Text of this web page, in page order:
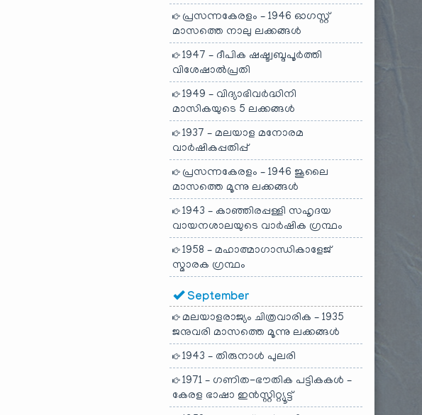
പ്രസന്നകേരളം – 1946 ഓഗസ്റ്റ്
മാസത്തെ നാലു ലക്കങ്ങൾ
1947 – ദീപിക ഷഷ്ട്വബ്ദപൂർത്തി
വിശേഷാൽപ്രതി
1949 – വിദ്യാഭിവർദ്ധിനി
മാസികയുടെ 5 ലക്കങ്ങൾ
1937 – മലയാള മനോരമ
വാർഷികപ്പതിപ്പ്
പ്രസന്നകേരളം – 1946 ജൂലൈ
മാസത്തെ മൂന്നു ലക്കങ്ങൾ
1943 – കാഞ്ഞിരപ്പള്ളി സഹൃദയ
വായനശാലയുടെ വാർഷിക ഗ്രന്ഥം
1958 – മഹാത്മാഗാന്ധികാളേജ്
സ്മാരക ഗ്രന്ഥം
September
മലയാളരാജ്യം ചിത്രവാരിക – 1935
ജനുവരി മാസത്തെ മൂന്നു ലക്കങ്ങൾ
1943 – തിരുനാൾ പുലരി
1971 – ഗണിത-ഭൗതിക പട്ടികകൾ –
കേരള ഭാഷാ ഇൻസ്റ്റിറ്റ്യൂട്ട്